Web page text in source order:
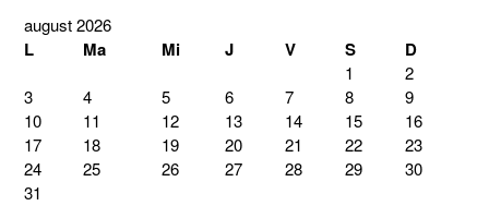
august 2026
L Ma Mi J V S D
1
2
3
4 5 6 7 8
9
10
11 12 13 14 15
16
17
18 19 20 21 22
23
24
25 26 27 28 29
30
31